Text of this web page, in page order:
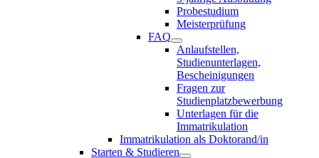
Probestudium
Meisterprüfung
FAQ
Anlaufstellen,
Studienunterlagen,
Bescheinigungen
Fragen zur
Studienplatzbewerbung
Unterlagen für die
Immatrikulation
Immatrikulation als Doktorand/in
Starten & Studieren